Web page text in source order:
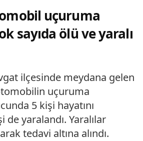
uçuruma
sayıda ölü ve yaralı
ilçesinde meydana gelen
uçuruma
5 kişi hayatını
yaralandı. Yaralılar
tedavi altına alındı.